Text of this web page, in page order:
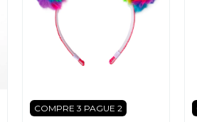
COMPRE 3 PAGUE 2